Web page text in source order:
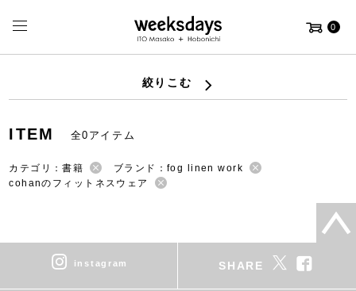
0
絞りこむ
ITEM 全0アイテム
カテゴリ：書籍
ブランド：fog linen work
cohanのフィットネスウェア
instagram SHARE